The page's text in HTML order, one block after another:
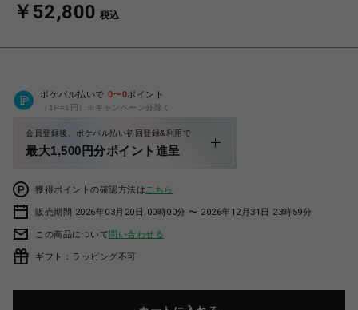
￥52,800 税込
ポケパル払いで 0〜0ポイント
（1P=1円）※キャンペーン分除く
会員登録後、ポケパル払い初回登録&利用で
最大1,500円分ポイント進呈
獲得ポイントの確認方法は こちら
販売期間 2026年03月20日 00時00分 〜 2026年12月31日 23時59分
この商品について問い合わせる
ギフト：ラッピング不可